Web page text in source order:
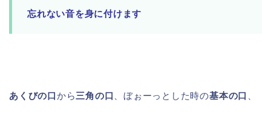
忘れない音を身に付けます
あくびの口から三角の口 、ぼぉーっとした時の基本の口